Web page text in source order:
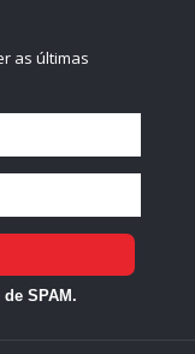
as últimas
SPAM.